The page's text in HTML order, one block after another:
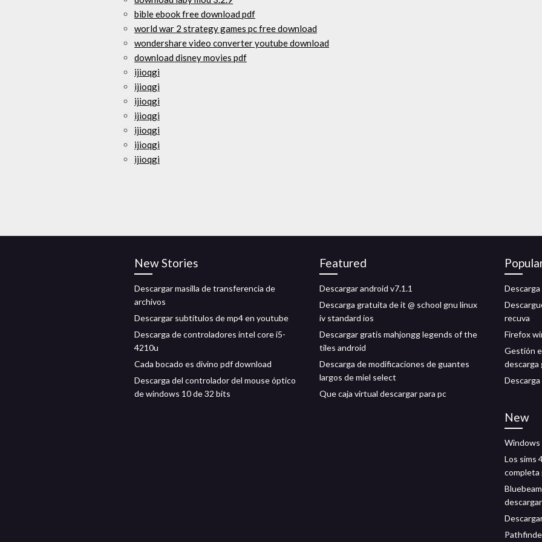
bible ebook free download pdf
world war 2 strategy games pc free download
wondershare video converter youtube download
download disney movies pdf
ijioqgi
ijioqgi
ijioqgi
ijioqgi
ijioqgi
ijioqgi
ijioqgi
New Stories
Descargar masilla de transferencia de
archivos
Descargar subtítulos de mp4 en youtube
Descarga de controladores intel core i5-
4210u
Cada bocado es divino pdf download
Descarga del controlador del mouse óptico
de windows 10 de 32 bits
Featured
Descargar android v7.1.1
Descarga gratuita de it @ school gnu linux
iv standard ios
Descargar gratis mahjongg legends of the
tiles android
Descarga de modificaciones de guantes
largos de miel select
Que caja virtual descargar para pc
Descarga
recuva
Firefox
Gestión
New
Windows
Los sims
completa